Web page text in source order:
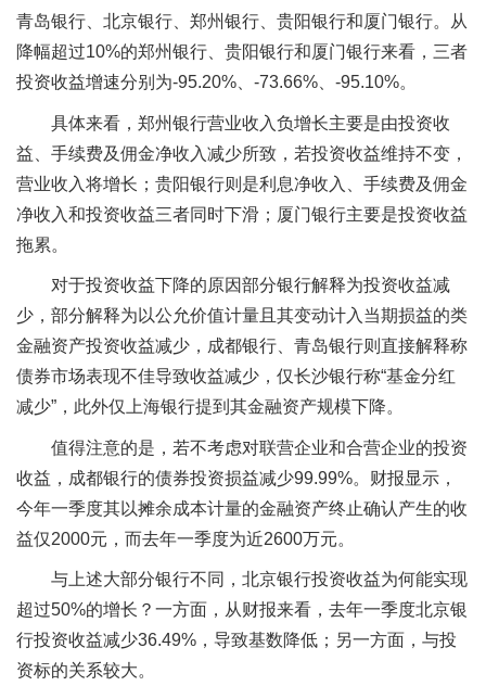
青岛银行、北京银行、郑州银行、贵阳银行和厦门银行。从
降幅超过10%的郑州银行、贵阳银行和厦门银行来看，三者
投资收益增速分别为-95.20%、-73.66%、-95.10%。
具体来看，郑州银行营业收入负增长主要是由投资收
益、手续费及佣金净收入减少所致，若投资收益维持不变，
营业收入将增长；贵阳银行则是利息净收入、手续费及佣金
净收入和投资收益三者同时下滑；厦门银行主要是投资收益
拖累。
对于投资收益下降的原因部分银行解释为投资收益减
少，部分解释为以公允价值计量且其变动计入当期损益的类
金融资产投资收益减少，成都银行、青岛银行则直接解释称
债券市场表现不佳导致收益减少，仅长沙银行称“基金分红
减少”，此外仅上海银行提到其金融资产规模下降。
值得注意的是，若不考虑对联营企业和合营企业的投资
收益，成都银行的债券投资损益减少99.99%。财报显示，
今年一季度其以摊余成本计量的金融资产终止确认产生的收
益仅2000元，而去年一季度为近2600万元。
与上述大部分银行不同，北京银行投资收益为何能实现
超过50%的增长？一方面，从财报来看，去年一季度北京银
行投资收益减少36.49%，导致基数降低；另一方面，与投
资标的关系较大。